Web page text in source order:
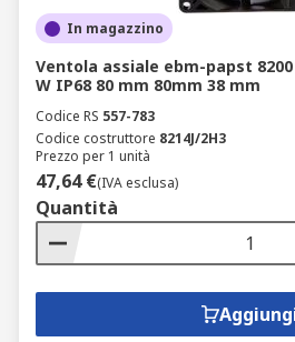
In magazzino
Ventola assiale ebm-papst 8200
W IP68 80 mm 80mm 38 mm
Codice RS 557-783
Codice costruttore 8214J/2H3
Prezzo per 1 unità
47,64 €(IVA esclusa)
Quantità